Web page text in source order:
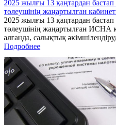
2025 жылғы 13 қаңтардан бастап
төлеушінің жаңартылған
2025 жылғы 13 қаңтардан бастап
төлеушінің жаңартылған
алғанда, салықтық
Подробнее